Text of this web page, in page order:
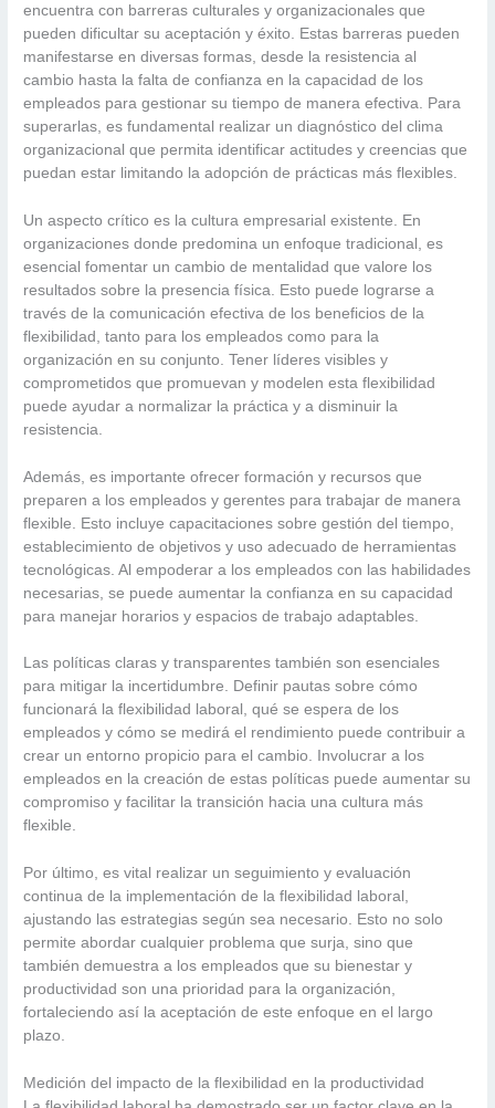
encuentra con barreras culturales y organizacionales que
pueden dificultar su aceptación y éxito. Estas barreras pueden
manifestarse en diversas formas, desde la resistencia al
cambio hasta la falta de confianza en la capacidad de los
empleados para gestionar su tiempo de manera efectiva. Para
superarlas, es fundamental realizar un diagnóstico del clima
organizacional que permita identificar actitudes y creencias que
puedan estar limitando la adopción de prácticas más flexibles.
Un aspecto crítico es la cultura empresarial existente. En
organizaciones donde predomina un enfoque tradicional, es
esencial fomentar un cambio de mentalidad que valore los
resultados sobre la presencia física. Esto puede lograrse a
través de la comunicación efectiva de los beneficios de la
flexibilidad, tanto para los empleados como para la
organización en su conjunto. Tener líderes visibles y
comprometidos que promuevan y modelen esta flexibilidad
puede ayudar a normalizar la práctica y a disminuir la
resistencia.
Además, es importante ofrecer formación y recursos que
preparen a los empleados y gerentes para trabajar de manera
flexible. Esto incluye capacitaciones sobre gestión del tiempo,
establecimiento de objetivos y uso adecuado de herramientas
tecnológicas. Al empoderar a los empleados con las habilidades
necesarias, se puede aumentar la confianza en su capacidad
para manejar horarios y espacios de trabajo adaptables.
Las políticas claras y transparentes también son esenciales
para mitigar la incertidumbre. Definir pautas sobre cómo
funcionará la flexibilidad laboral, qué se espera de los
empleados y cómo se medirá el rendimiento puede contribuir a
crear un entorno propicio para el cambio. Involucrar a los
empleados en la creación de estas políticas puede aumentar su
compromiso y facilitar la transición hacia una cultura más
flexible.
Por último, es vital realizar un seguimiento y evaluación
continua de la implementación de la flexibilidad laboral,
ajustando las estrategias según sea necesario. Esto no solo
permite abordar cualquier problema que surja, sino que
también demuestra a los empleados que su bienestar y
productividad son una prioridad para la organización,
fortaleciendo así la aceptación de este enfoque en el largo
plazo.
Medición del impacto de la flexibilidad en la productividad